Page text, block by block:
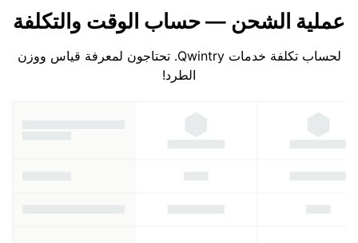
عملية الشحن — حساب الوقت والتكلفة
لحساب تكلفة خدمات Qwintry. تحتاجون لمعرفة قياس ووزن
الطرد!